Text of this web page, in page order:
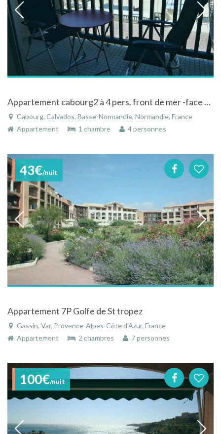
Appartement cabourg2 à 4 pers. front de mer -face mer - central -proche Thalasso et plages débarquement
Cabourg, Calvados, Basse-Normandie, Normandie, France
Appartement
1 chambre 4 personnes
43€/nuit
Appartement 7P Golfe de St tropez
Gassin, Var, Provence-Alpes-Côte d'Azur, France
Appartement
2 chambres 7 personnes
100€/nuit